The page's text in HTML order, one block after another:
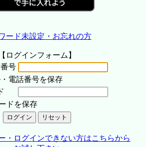
ード未設定・お忘れの方
【ログインフォーム】
号
・電話番号を保存
ドを保存
・ログインできない方はこちらから